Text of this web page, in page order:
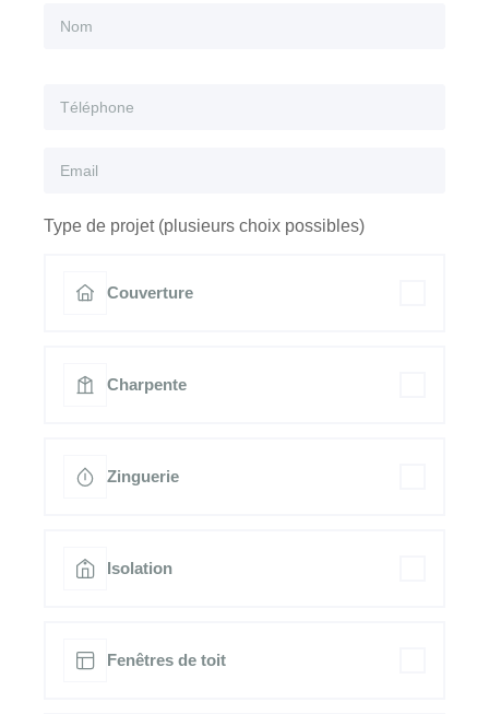
Type de projet (plusieurs choix possibles)
Couverture
Charpente
Zinguerie
Isolation
Fenêtres de toit